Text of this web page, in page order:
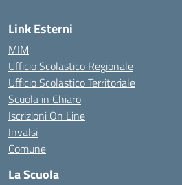
Link Esterni
MIM
Ufficio Scolastico Regionale
Ufficio Scolastico Territoriale
Scuola in Chiaro
Iscrizioni On Line
Invalsi
Comune
La Scuola